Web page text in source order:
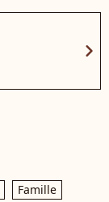
chevron_right
Famille